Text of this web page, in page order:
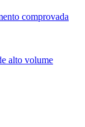
comprovada
alto volume